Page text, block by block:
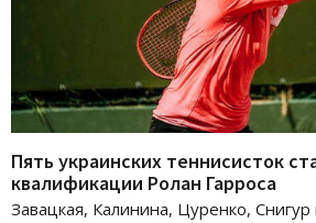
Пять украинских теннисисток
квалификации Ролан Гарроса
Завацкая, Калинина, Цуренко,